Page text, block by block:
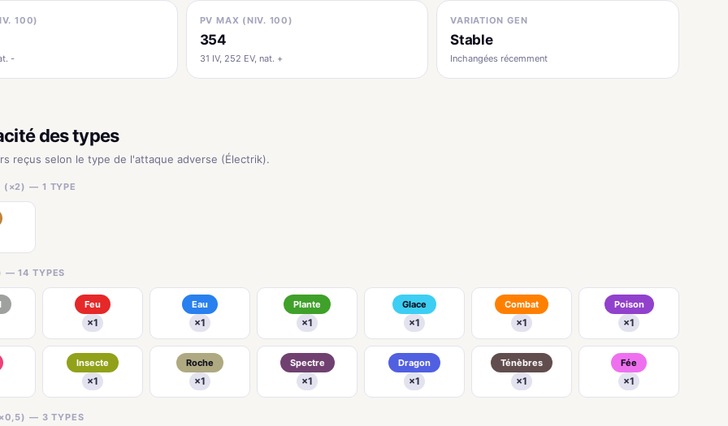
100)
-
PV MAX (NIV. 100)
354
31 IV, 252 EV, nat. +
VARIATION GEN
Stable
Inchangées récemment
des types
reçus selon le type de l'attaque adverse (Électrik).
(×2) — 1 TYPE
— 14 TYPES
Feu
×1
Eau
×1
Plante
×1
Glace
×1
Combat
×1
Poison
×1
Insecte
×1
Roche
×1
Spectre
×1
Dragon
×1
Ténèbres
×1
Fée
×1
— 3 TYPES